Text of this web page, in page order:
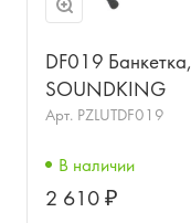
DF019 Банкетка,
SOUNDKING
Арт. PZLUTDF019
В наличии
2 610 ₽